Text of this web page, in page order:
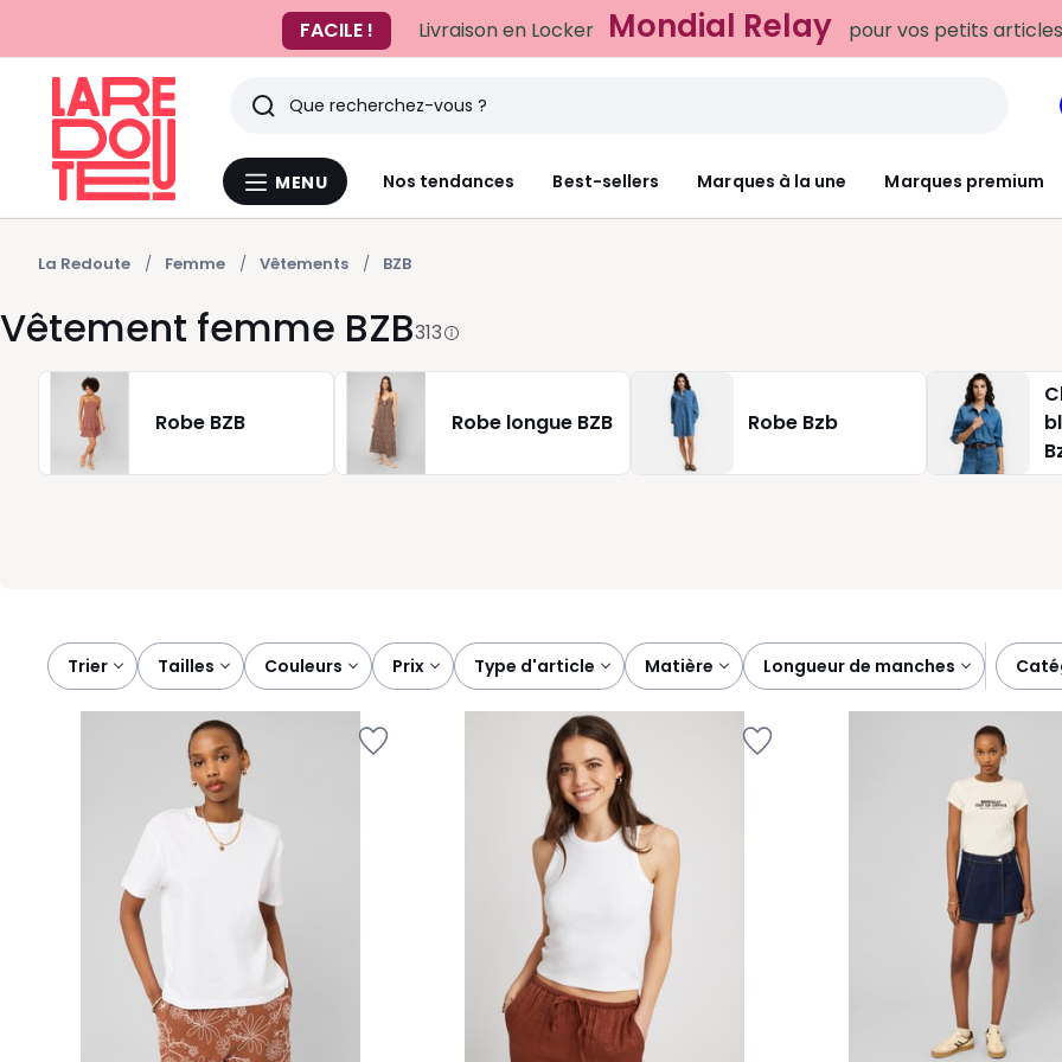
FACILE !
Livraison en Locker Mondial Relay pour vos petits articles
Menu
MENU Nos tendances Best-sellers Marques à la une Marques premium
Rechercher
Derniers
articles
vus
La Redoute Femme Vêtements BZB
Vêtement femme BZB313
Robe BZB Robe longue BZB Robe Bzb
Trier
tailles couleurs prix type d'article matière longueur de manches